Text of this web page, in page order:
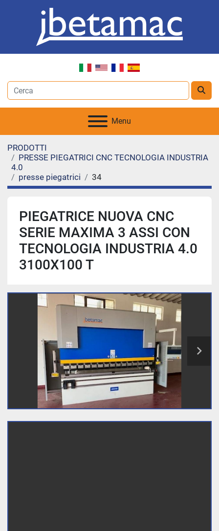
Menu
PRODOTTI
PRESSE PIEGATRICI CNC TECNOLOGIA INDUSTRIA
4.0
presse piegatrici
34
PIEGATRICE NUOVA CNC
SERIE MAXIMA 3 ASSI CON
TECNOLOGIA INDUSTRIA 4.0
3100X100 T